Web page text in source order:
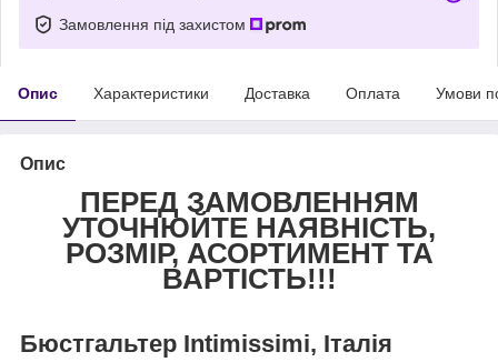
Замовлення під захистом
Опис Характеристики Доставка Оплата Умови
Опис
ПЕРЕД ЗАМОВЛЕННЯМ
УТОЧНЮЙТЕ НАЯВНІСТЬ,
РОЗМІР, АСОРТИМЕНТ ТА
ВАРТІСТЬ!!!
Бюстгальтер Intimissimi, Італія